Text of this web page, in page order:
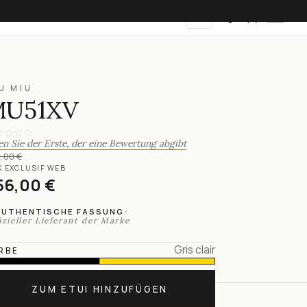
MIU
Sie der Erste, der eine Bewertung abgibt
€
EXCLUSIF WEB
€
FASSUNG ·
Lieferant der Marke
Gris clair
ZUM ETUI HINZUFÜGEN